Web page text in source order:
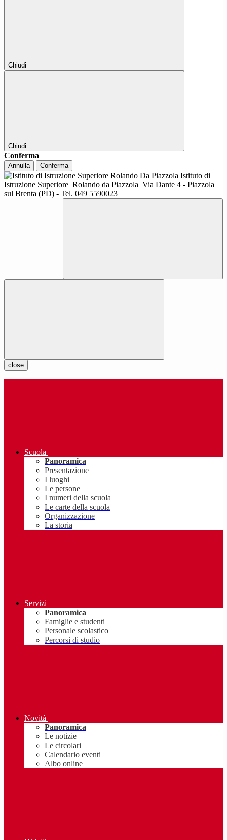
Chiudi
Chiudi
Conferma
Annulla Conferma
Istituto di
Istruzione Superiore Rolando da Piazzola Via Dante 4 - Piazzola
sul Brenta (PD) - Tel. 049 5590023
close
Scuola
Panoramica
Presentazione
I luoghi
Le persone
I numeri della scuola
Le carte della scuola
Organizzazione
La storia
Servizi
Panoramica
Famiglie e studenti
Personale scolastico
Percorsi di studio
Novità
Panoramica
Le notizie
Le circolari
Calendario eventi
Albo online